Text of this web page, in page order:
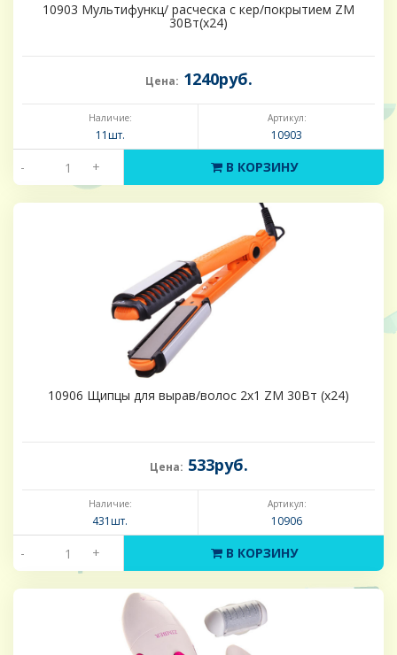
10903 Мультифункц/ расческа с кер/покрытием ZM
30Вт(х24)
Цена: 1240руб.
Наличие:
11шт.
Артикул:
10903
- + В КОРЗИНУ
10906 Щипцы для вырав/волос 2х1 ZM 30Вт (х24)
Цена: 533руб.
Наличие:
431шт.
Артикул:
10906
- + В КОРЗИНУ